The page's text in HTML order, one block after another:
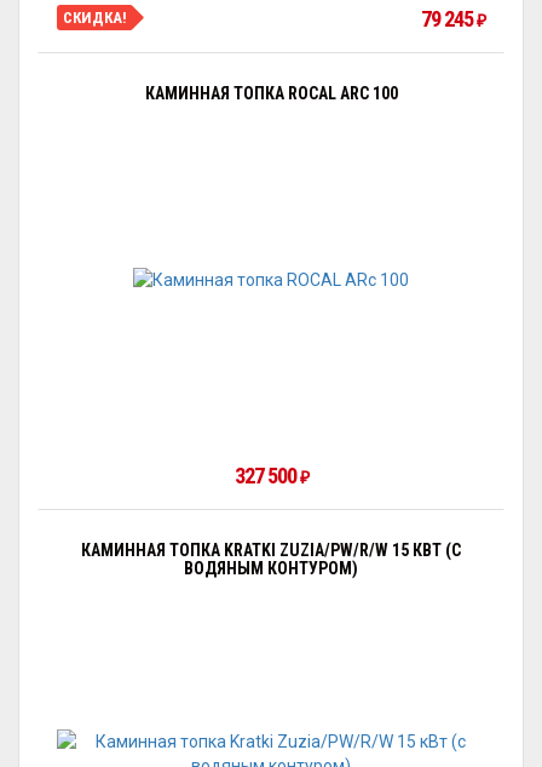
СКИДКА! 79 245 ₽
КАМИННАЯ ТОПКА ROCAL ARC 100
327 500 ₽
КАМИННАЯ ТОПКА KRATKI ZUZIA/PW/R/W 15 КВТ (С
ВОДЯНЫМ КОНТУРОМ)